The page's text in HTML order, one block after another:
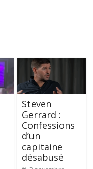
Steven
Gerrard :
Confessions
d’un
capitaine
désabusé